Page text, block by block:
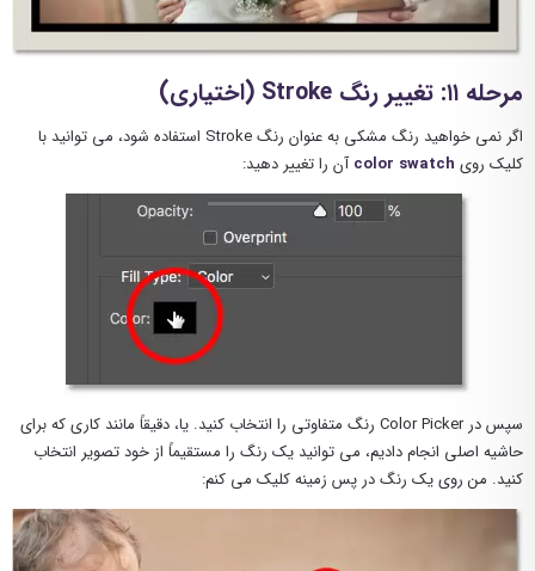
مرحله ۱۱: تغییر رنگ Stroke (اختیاری)
اگر نمی خواهید رنگ مشکی به عنوان رنگ Stroke استفاده شود، می توانید با
کلیک روی color swatchآن را تغییر دهید:
سپس در Color Picker رنگ متفاوتی را انتخاب کنید. یا، دقیقاً مانند کاری که برای
حاشیه اصلی انجام دادیم، می توانید یک رنگ را مستقیماً از خود تصویر انتخاب
کنید. من روی یک رنگ در پس زمینه کلیک می کنم: